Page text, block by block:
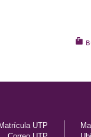
Matrícula UTP